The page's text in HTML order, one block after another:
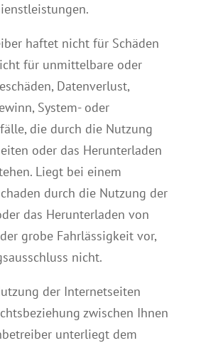
haftet nicht für Schäden
für unmittelbare oder
Datenverlust,
System- oder
die durch die Nutzung
oder das Herunterladen
Liegt bei einem
durch die Nutzung der
das Herunterladen von
grobe Fahrlässigkeit vor,
nicht.
der Internetseiten
zwischen Ihnen
unterliegt dem